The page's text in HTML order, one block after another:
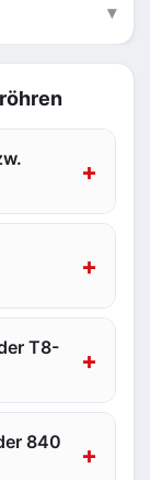
T8-
840